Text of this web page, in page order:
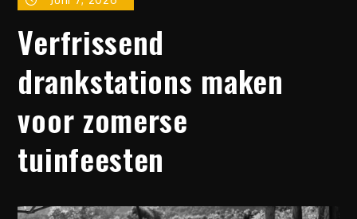
Verfrissend
drankstations maken
voor zomerse
tuinfeesten